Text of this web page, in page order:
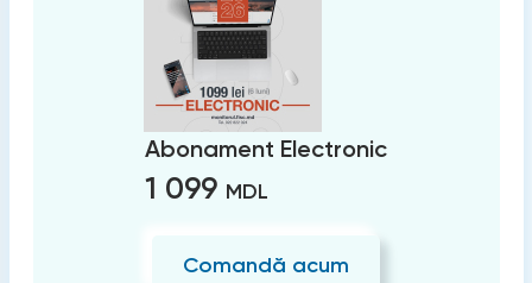
Abonament Electronic
1 099 MDL
Comandă acum